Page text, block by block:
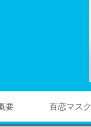
要 百恋マスク